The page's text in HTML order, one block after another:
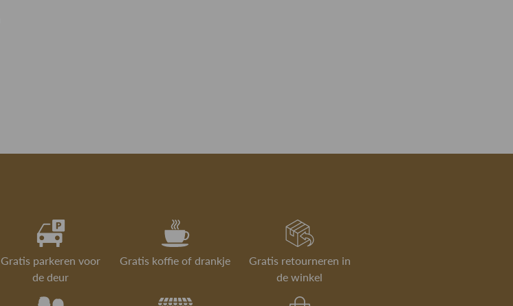
Gratis parkeren voor
de deur
Gratis koffie of drankje
Gratis retourneren in
de winkel